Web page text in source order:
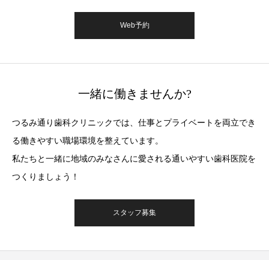
Web予約
一緒に働きませんか?
つるみ通り⻭科クリニックでは、仕事とプライベートを両立でき
る働きやすい職場環境を整えています。
私たちと一緒に地域のみなさんに愛される通いやすい⻭科医院を
つくりましょう！
スタッフ募集